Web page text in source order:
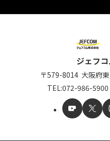
ジェフ
〒579-8014 大阪府
TEL:072-986-5900